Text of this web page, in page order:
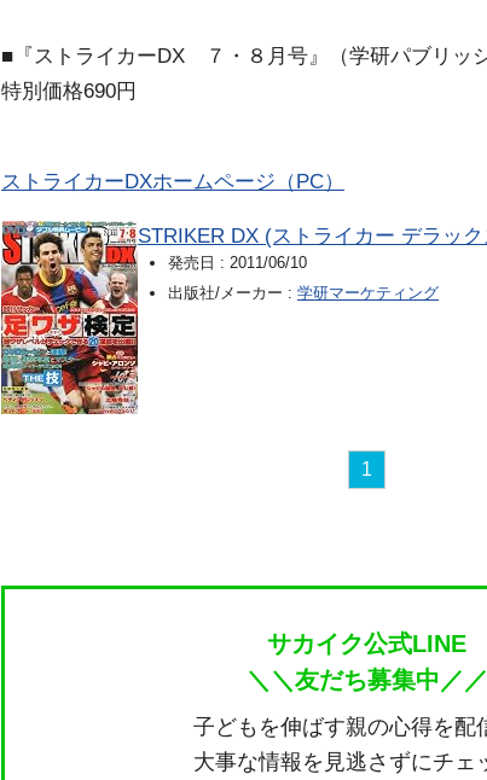
■『ストライカーDX ７・８月号』（学研パブリッシ
特別価格690円
ストライカーDXホームページ（PC）
STRIKER DX (ストライカー デラッ
発売日 : 2011/06/10
出版社/メーカー : 学研マーケティング
1
サカイク公式LINE
＼＼友だち募集中／／
子どもを伸ばす親の心得を配
大事な情報を見逃さずにチェ